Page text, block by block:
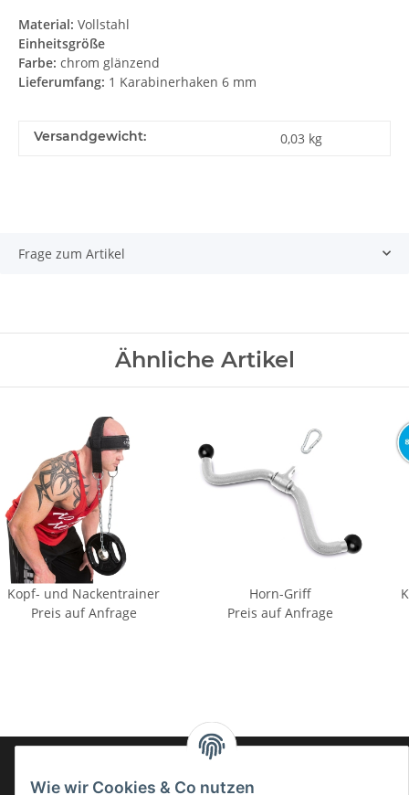
Material: Vollstahl
Einheitsgröße
Farbe: chrom glänzend
Lieferumfang: 1 Karabinerhaken 6 mm
Versandgewicht: 0,03 kg
Frage zum Artikel
Ähnliche Artikel
Kopf- und Nackentrainer
Preis auf Anfrage
Horn-Griff
Preis auf Anfrage
Wie wir Cookies & Co nutzen